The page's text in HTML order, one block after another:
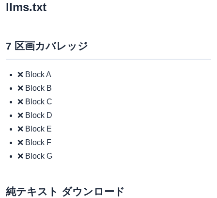
llms.txt
7 区画カバレッジ
❌ Block A
❌ Block B
❌ Block C
❌ Block D
❌ Block E
❌ Block F
❌ Block G
純テキスト ダウンロード